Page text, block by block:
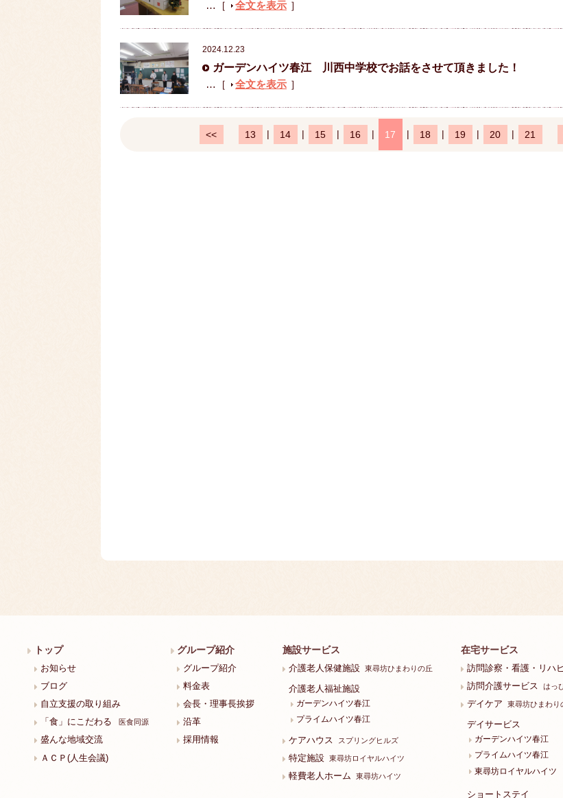
…［ 全文を表示 ］
2024.12.23
ガーデンハイツ春江 川西中学校でお話をさせて頂きました！
…［ 全文を表示 ］
<< 13 | 14 | 15 | 16 | 17 | 18 | 19 | 20 | 21
トップ
お知らせ
ブログ
自立支援の取り組み
「食」にこだわる
医食同源
盛んな地域交流
ＡＣＰ(人生会議)
グループ紹介
グループ紹介
料金表
会長・理事長挨拶
沿革
採用情報
施設サービス
介護老人保健施設
東尋坊ひまわりの丘
介護老人福祉施設
ガーデンハイツ春江
プライムハイツ春江
ケアハウス スプリングヒルズ
特定施設 東尋坊ロイヤルハイツ
軽費老人ホーム 東尋坊ハイツ
在宅サービス
訪問診察・看護・リハ
訪問介護サービス はっ
デイケア 東尋坊ひまわり
デイサービス
ガーデンハイツ春江
プライムハイツ春江
東尋坊ロイヤルハイツ
ショートステイ